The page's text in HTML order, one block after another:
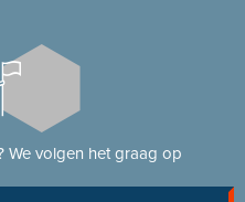
We volgen het graag op